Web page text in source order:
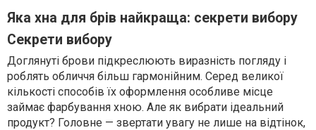
Яка хна для брів найкраща: секрети вибору
Секрети вибору
Доглянуті брови підкреслюють виразність погляду і
роблять обличчя більш гармонійним. Серед великої
кількості способів їх оформлення особливе місце
займає фарбування хною. Але як вибрати ідеальний
продукт? Головне — звертати увагу не лише на відтінок,